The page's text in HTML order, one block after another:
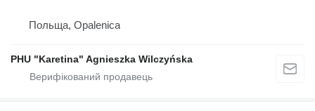
Польща, Opalenica
PHU "Karetina" Agnieszka Wilczyńska